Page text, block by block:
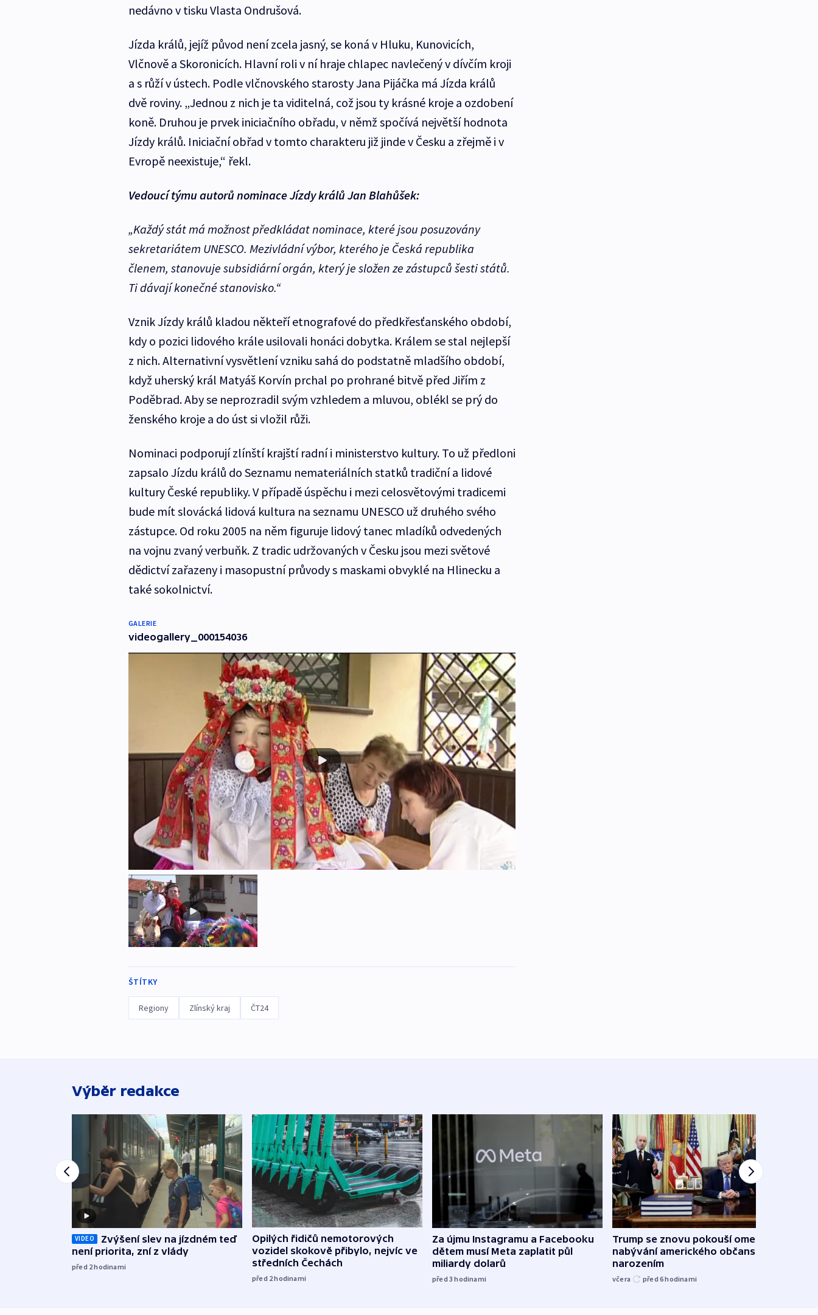
nedávno v tisku Vlasta Ondrušová.
Jízda králů, jejíž původ není zcela jasný, se koná v Hluku, Kunovicích,
Vlčnově a Skoronicích. Hlavní roli v ní hraje chlapec navlečený v dívčím kroji
a s růží v ústech. Podle vlčnovského starosty Jana Pijáčka má Jízda králů
dvě roviny. „Jednou z nich je ta viditelná, což jsou ty krásné kroje a ozdobení
koně. Druhou je prvek iniciačního obřadu, v němž spočívá největší hodnota
Jízdy králů. Iniciační obřad v tomto charakteru již jinde v Česku a zřejmě i v
Evropě neexistuje,“ řekl.
Vedoucí týmu autorů nominace Jízdy králů Jan Blahůšek:
„Každý stát má možnost předkládat nominace, které jsou posuzovány
sekretariátem UNESCO. Mezivládní výbor, kterého je Česká republika
členem, stanovuje subsidiární orgán, který je složen ze zástupců šesti států.
Ti dávají konečné stanovisko.“
Vznik Jízdy králů kladou někteří etnografové do předkřesťanského období,
kdy o pozici lidového krále usilovali honáci dobytka. Králem se stal nejlepší
z nich. Alternativní vysvětlení vzniku sahá do podstatně mladšího období,
když uherský král Matyáš Korvín prchal po prohrané bitvě před Jiřím z
Poděbrad. Aby se neprozradil svým vzhledem a mluvou, oblékl se prý do
ženského kroje a do úst si vložil růži.
Nominaci podporují zlínští krajští radní i ministerstvo kultury. To už předloni
zapsalo Jízdu králů do Seznamu nemateriálních statků tradiční a lidové
kultury České republiky. V případě úspěchu i mezi celosvětovými tradicemi
bude mít slovácká lidová kultura na seznamu UNESCO už druhého svého
zástupce. Od roku 2005 na něm figuruje lidový tanec mladíků odvedených
na vojnu zvaný verbuňk. Z tradic udržovaných v Česku jsou mezi světové
dědictví zařazeny i masopustní průvody s maskami obvyklé na Hlinecku a
také sokolnictví.
GALERIE
videogallery_000154036
ŠTÍTKY
Regiony Zlínský kraj ČT24
Výběr redakce
VIDEO
Zvýšení slev na jízdném teď
není priorita, zní z vlády
před 2hodinami
Opilých řidičů nemotorových
vozidel skokově přibylo, nejvíc ve
středních Čechách
před 2hodinami
Za újmu Instagramu a Facebooku
dětem musí Meta zaplatit půl
miliardy dolarů
před 3hodinami
Trump se znovu pokouší omezit
nabývání amerického občanství
narozením
včera před 6hodinami